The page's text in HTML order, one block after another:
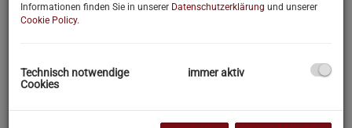
Informationen finden Sie in unserer Datenschutzerklärung und unserer
Cookie Policy.
Technisch notwendige
Cookies
immer aktiv